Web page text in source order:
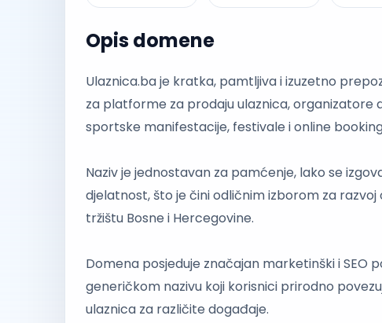
Opis domene
Ulaznica.ba je kratka, pamtljiva i izuzetno
za platforme za prodaju ulaznica, organizatore
sportske manifestacije, festivale i online
Naziv je jednostavan za pamćenje, lako se
djelatnost, što je čini odličnim izborom za
tržištu Bosne i Hercegovine.
Domena posjeduje značajan marketinški i SEO
generičkom nazivu koji korisnici prirodno
ulaznica za različite događaje.